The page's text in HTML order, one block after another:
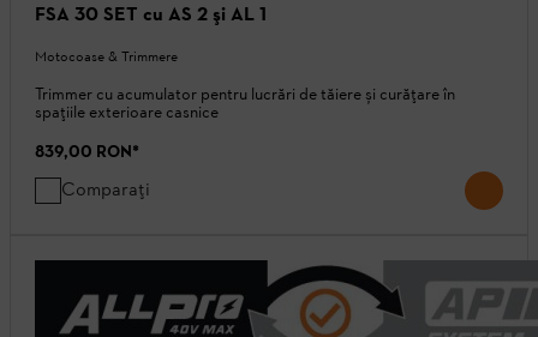
FSA 30 SET cu AS 2 şi AL 1
Motocoase & Trimmere
Trimmer cu acumulator pentru lucrări de tăiere și curățare în
spațiile exterioare casnice
839,00 RON*
Comparați